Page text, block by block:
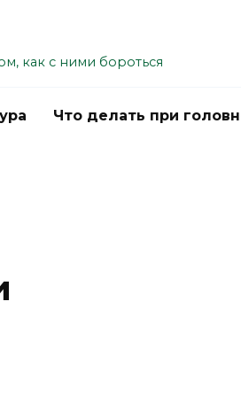
как с ними бороться
Что делать при